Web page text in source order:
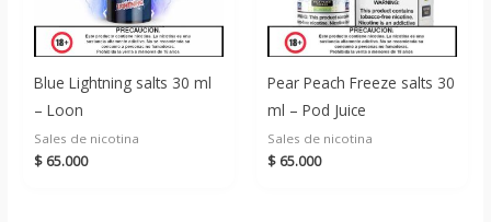
Blue Lightning salts 30 ml
– Loon
Sales de nicotina
$ 65.000
Pear Peach Freeze salts 30
ml – Pod Juice
Sales de nicotina
$ 65.000